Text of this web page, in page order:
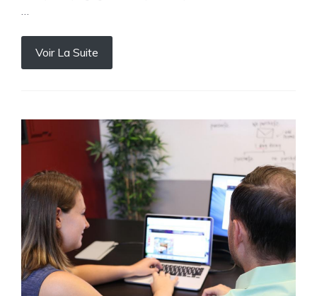
…
Voir La Suite